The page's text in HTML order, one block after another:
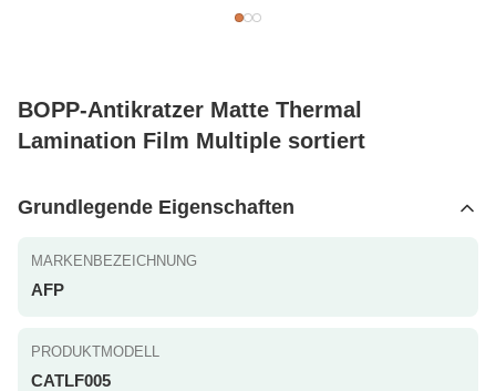
BOPP-Antikratzer Matte Thermal
Lamination Film Multiple sortiert
Grundlegende Eigenschaften
MARKENBEZEICHNUNG
AFP
PRODUKTMODELL
CATLF005